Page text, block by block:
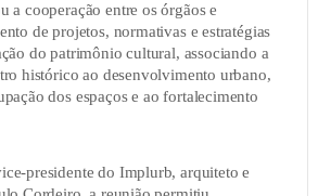
a cooperação entre os órgãos e
de projetos, normativas e estratégias
do patrimônio cultural, associando a
histórico ao desenvolvimento urbano,
dos espaços e ao fortalecimento
presidente do Implurb, arquiteto e